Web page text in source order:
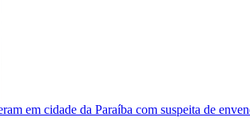
em cidade da Paraíba com suspeita de